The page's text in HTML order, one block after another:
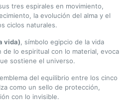
tres espirales en movimiento,
la evolución del alma y el
ciclos naturales.
vida), símbolo egipcio de la vida
de lo espiritual con lo material, evoca
sostiene el universo.
del equilibrio entre los cinco
como un sello de protección,
con lo invisible.